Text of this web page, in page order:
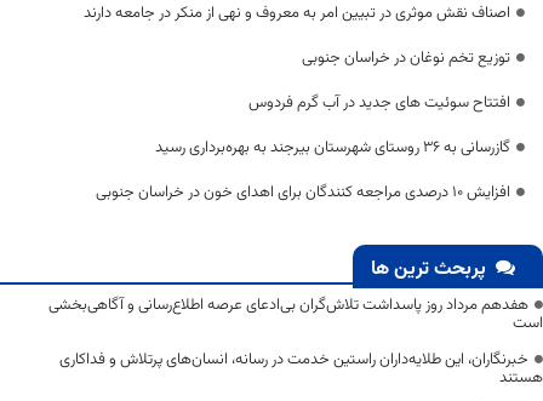
اصناف نقش موثری در تبیین امر به‌ معروف و نهی‌ از منکر در جامعه دارند
توزیع تخم نوغان در خراسان جنوبی
افتتاح سوئیت های جدید در آب گرم فردوس
گازرسانی به ۳۶ روستای شهرستان بیرجند به بهره‌برداری رسید
افزایش ۱۰ درصدی مراجعه کنندگان برای اهدای خون در خراسان جنوبی
پربحث ترین ها
هفدهم مرداد روز پاسداشت تلاش‌گران بی‌ادعای عرصه اطلاع‌رسانی و آگاهی‌بخشی
است
خبرنگاران، این طلایه‌داران راستین خدمت در رسانه، انسان‌های پرتلاش و فداکاری
هستند